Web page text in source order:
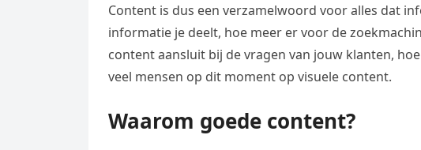
Content is dus een verzamelwoord voor alles dat
informatie je deelt, hoe meer er voor de
content aansluit bij de vragen van jouw klanten,
veel mensen op dit moment op visuele content.
Waarom goede content?